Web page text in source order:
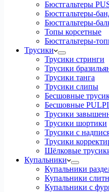
Бюстгальтеры
Бюстгальтеры-
Бюстгальтеры-
Топы корсетные
Бюстгальтеры-
Трусики
Трусики стринги
Трусики
Трусики танга
Трусики слипы
Бесшовные
Бесшовные
Трусики
Трусики шортики
Трусики с
Трусики
Шёлковые
Купальники
Купальники
Купальники
Купальники с